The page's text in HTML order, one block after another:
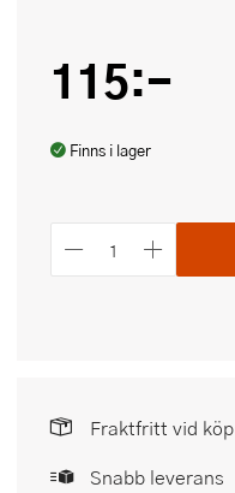
115:-
Finns i lager
Fraktfritt vid
Snabb leverans